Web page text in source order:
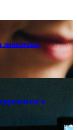
знакомые
в